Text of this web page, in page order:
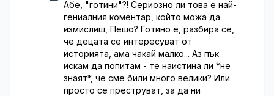
Абе, "готини"?! Сериозно ли това е най-
гениалния коментар, който можа да
измислиш, Пешо? Готино е, разбира се,
че децата се интересуват от
историята, ама чакай малко... Аз пък
искам да попитам - те наистина ли *не
знаят*, че сме били много велики? Или
просто се преструват, за да ни